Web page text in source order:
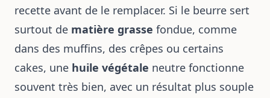
recette avant de le remplacer. Si le beurre sert
surtout de matière grasse fondue, comme
dans des muffins, des crêpes ou certains
cakes, une huile végétale neutre fonctionne
souvent très bien, avec un résultat plus souple